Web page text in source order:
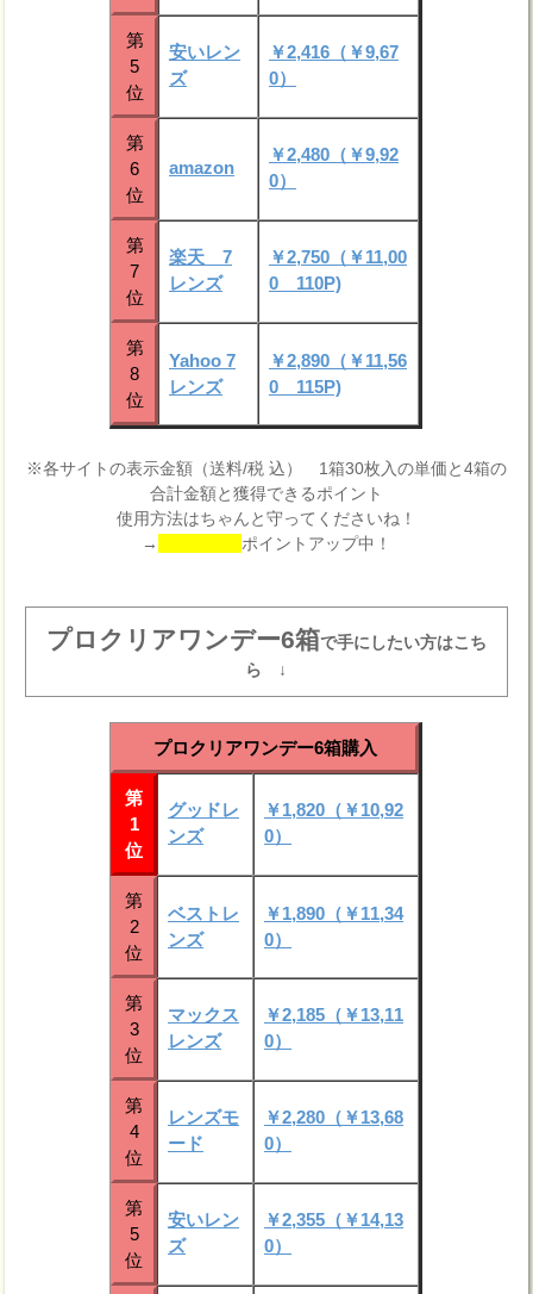
第
5
位
安いレン
ズ
￥2,416（￥9,67
0）
第
6
位
amazon
￥2,480（￥9,92
0）
第
7
位
楽天 7
レンズ
￥2,750（￥11,00
0 110P)
第
8
位
Yahoo 7
レンズ
￥2,890（￥11,56
0 115P)
※各サイトの表示金額（送料/税 込） 1箱30枚入の単価と4箱の
合計金額と獲得できるポイント
使用方法はちゃんと守ってくださいね！
→
ポイントアップ中！
プロクリアワンデー6箱で手にしたい方はこち
ら ↓
プロクリアワンデー6箱購入
第
1
位
グッドレ
ンズ
￥1,820（￥10,92
0）
第
2
位
ベストレ
ンズ
￥1,890（￥11,34
0）
第
3
位
マックス
レンズ
￥2,185（￥13,11
0）
第
4
位
レンズモ
ード
￥2,280（￥13,68
0）
第
5
位
安いレン
ズ
￥2,355（￥14,13
0）